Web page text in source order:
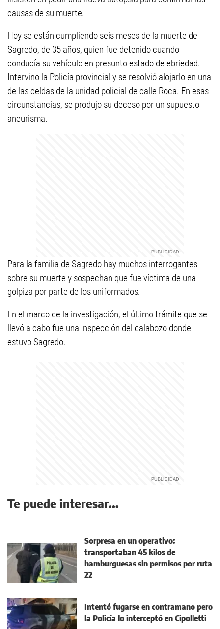
causas de su muerte.
Hoy se están cumpliendo seis meses de la muerte de
Sagredo, de 35 años, quien fue detenido cuando
conducía su vehículo en presunto estado de ebriedad.
Intervino la Policía provincial y se resolvió alojarlo en una
de las celdas de la unidad policial de calle Roca. En esas
circunstancias, se produjo su deceso por un supuesto
aneurisma.
Para la familia de Sagredo hay muchos interrogantes
sobre su muerte y sospechan que fue víctima de una
golpiza por parte de los uniformados.
En el marco de la investigación, el último trámite que se
llevó a cabo fue una inspección del calabozo donde
estuvo Sagredo.
Te puede interesar...
Sorpresa en un operativo:
transportaban 45 kilos de
hamburguesas sin permisos por ruta
22
Intentó fugarse en contramano pero
la Policía lo interceptó en Cipolletti